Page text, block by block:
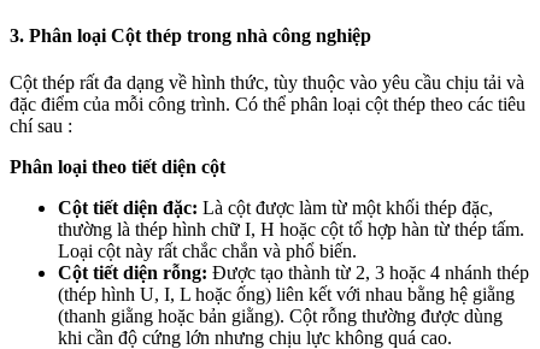
3. Phân loại Cột thép trong nhà công nghiệp
Cột thép rất đa dạng về hình thức, tùy thuộc vào yêu cầu chịu tải và
đặc điểm của mỗi công trình. Có thể phân loại cột thép theo các tiêu
chí sau :
Phân loại theo tiết diện cột
Cột tiết diện đặc: Là cột được làm từ một khối thép đặc,
thường là thép hình chữ I, H hoặc cột tổ hợp hàn từ thép tấm.
Loại cột này rất chắc chắn và phổ biến.
Cột tiết diện rỗng: Được tạo thành từ 2, 3 hoặc 4 nhánh thép
(thép hình U, I, L hoặc ống) liên kết với nhau bằng hệ giằng
(thanh giằng hoặc bản giằng). Cột rỗng thường được dùng
khi cần độ cứng lớn nhưng chịu lực không quá cao.